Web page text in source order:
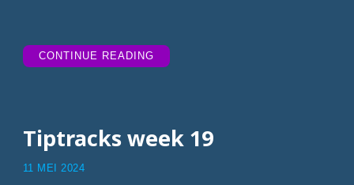
CONTINUE READING“TIPTRACKS
WEEK
Tiptracks week 19
11 MEI 2024